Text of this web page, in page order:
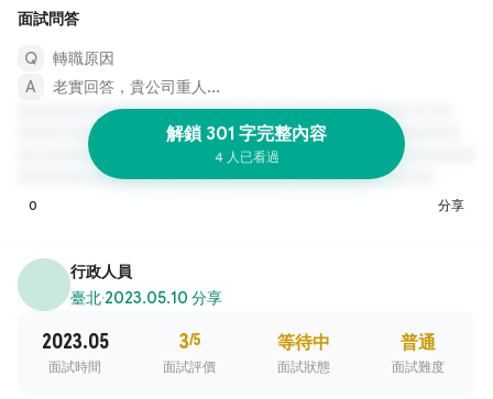
面試問答
轉職原因
老實回答，貴公司重人...
解鎖 301 字完整內容
4 人已看過
0 分享
行政人員
臺北·2023.05.10 分享
2023.05
面試時間
3/5
面試評價
等待中
面試狀態
普通
面試難度